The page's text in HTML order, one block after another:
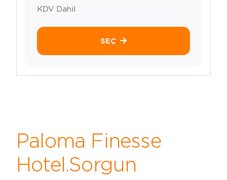
KDV Dahil
SEÇ
Paloma Finesse
Hotel.Sorgun